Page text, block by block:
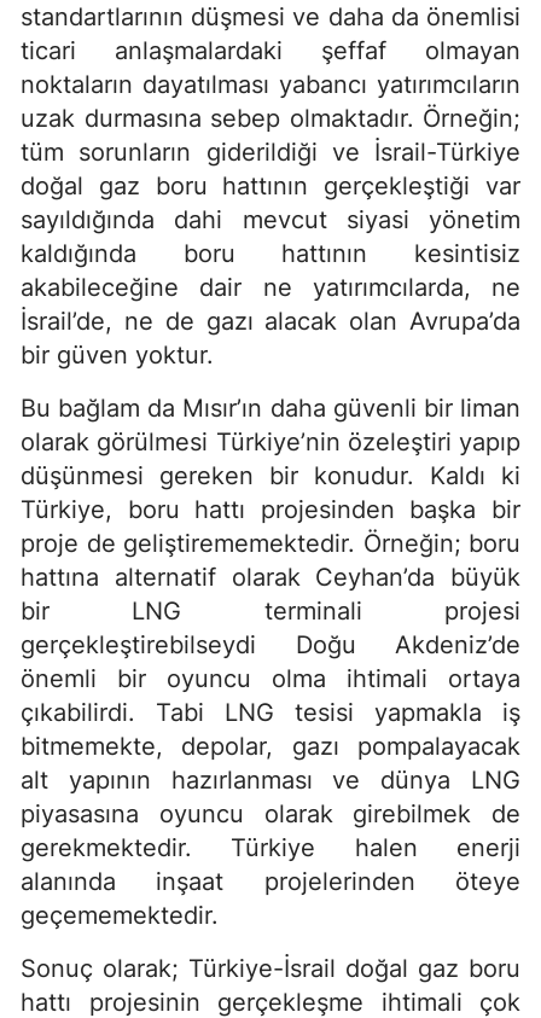
standartlarının düşmesi ve daha da önemlisi
ticari anlaşmalardaki şeffaf olmayan
noktaların dayatılması yabancı yatırımcıların
uzak durmasına sebep olmaktadır. Örneğin;
tüm sorunların giderildiği ve İsrail-Türkiye
doğal gaz boru hattının gerçekleştiği var
sayıldığında dahi mevcut siyasi yönetim
kaldığında boru hattının kesintisiz
akabileceğine dair ne yatırımcılarda, ne
İsrail’de, ne de gazı alacak olan Avrupa’da
bir güven yoktur.
Bu bağlam da Mısır’ın daha güvenli bir liman
olarak görülmesi Türkiye’nin özeleştiri yapıp
düşünmesi gereken bir konudur. Kaldı ki
Türkiye, boru hattı projesinden başka bir
proje de geliştirememektedir. Örneğin; boru
hattına alternatif olarak Ceyhan’da büyük
bir LNG terminali projesi
gerçekleştirebilseydi Doğu Akdeniz’de
önemli bir oyuncu olma ihtimali ortaya
çıkabilirdi. Tabi LNG tesisi yapmakla iş
bitmemekte, depolar, gazı pompalayacak
alt yapının hazırlanması ve dünya LNG
piyasasına oyuncu olarak girebilmek de
gerekmektedir. Türkiye halen enerji
alanında inşaat projelerinden öteye
geçememektedir.
Sonuç olarak; Türkiye-İsrail doğal gaz boru
hattı projesinin gerçekleşme ihtimali çok